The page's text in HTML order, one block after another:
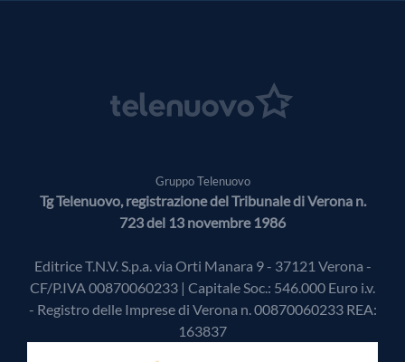
Gruppo Telenuovo
Tg Telenuovo, registrazione del Tribunale di Verona n.
723 del 13 novembre 1986
Editrice T.N.V. S.p.a. via Orti Manara 9 - 37121 Verona -
CF/P.IVA 00870060233 | Capitale Soc.: 546.000 Euro i.v.
- Registro delle Imprese di Verona n. 00870060233 REA:
163837